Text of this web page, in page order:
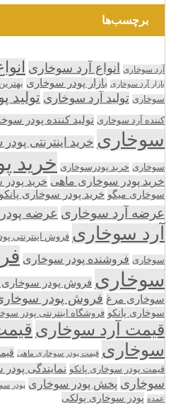
برچسب‌ها
آرد سوخاری انواع آرد سوخاری
بازار آرد سوخاری بازار پودر سوخاری
سوخاری تولید آرد سوخاری تولید
کننده آرد سوخاری تولید کننده پودر
سوخاری خرید اینترنتی
سوخاری خرید پودرسوخاری خرید
خرید پودر سوخاری ماهی خرید
سوخاری میگو خرید پودر سوخاری پانکو
عرضه آرد سوخاری عرضه
آرد سوخاری فروش اینترنتی
سوخاری فروشنده پودر سوخاری
سوخاری فروش پودر
سوخاری مرغ فروش پودر
سوخاری پانکو فروشگاه اینترنتی پودر
قیمت آرد سوخاری
سوخاری قیمت پودر سوخاری ماهی
قیمت پودر سوخاری پانکو نمایندگی
سوخاری پخش پودر سوخاری پودر
عمده پودر سوخاری پولکی